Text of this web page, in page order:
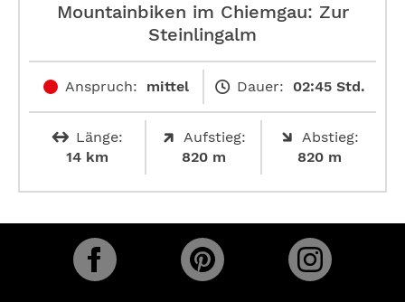
Mountainbiken im Chiemgau: Zur
Steinlingalm
Anspruch: mittel Dauer: 02:45 Std.
Länge:
14 km
Aufstieg:
820 m
Abstieg:
820 m